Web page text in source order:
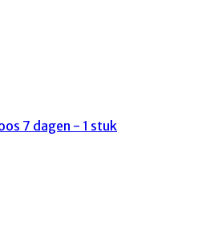
7 dagen - 1 stuk